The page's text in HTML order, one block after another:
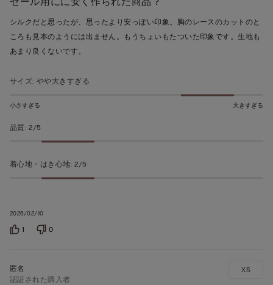
段
階
の
う
2
評
2026/02/10
シルクだと思ったが、思ったより安っぽい印象。胸のレースのカットのと
ころも見本のようには出ません。もうちょいもたついた印象です。生地も
あまり良くないです。
サイズ: やや大きすぎる
小さすぎる 大きすぎる
品質: 2/5
着心地・はき心地: 2/5
1 0
認証された購入者
XS